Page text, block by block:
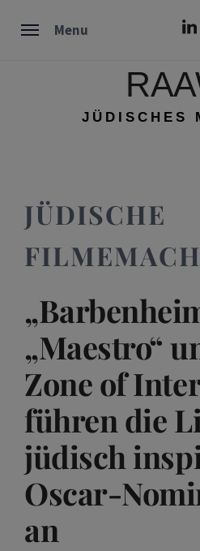
Menu
JÜDISCHES
JÜDISCHE
„Maestro“
Zone of
führen die
jüdisch
Oscar-
an